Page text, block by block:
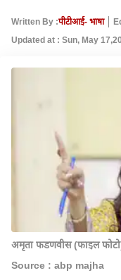
Written By :पीटीआई- भाषा
Updated at : Sun, May
अमृता फडणवीस (फाइल
Source : abp majha